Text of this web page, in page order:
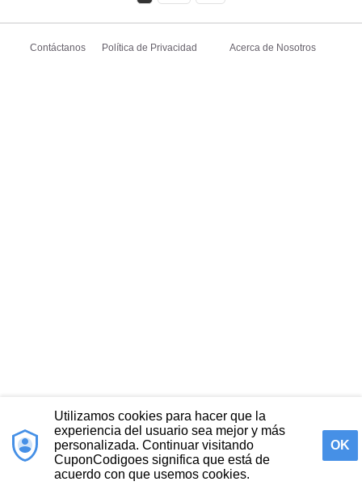
Contáctanos Política de Privacidad Acerca de Nosotros
Utilizamos cookies para hacer que la
experiencia del usuario sea mejor y más
personalizada. Continuar visitando
CuponCodigoes significa que está de
acuerdo con que usemos cookies.
OK